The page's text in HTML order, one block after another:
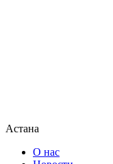
Астана
О нас